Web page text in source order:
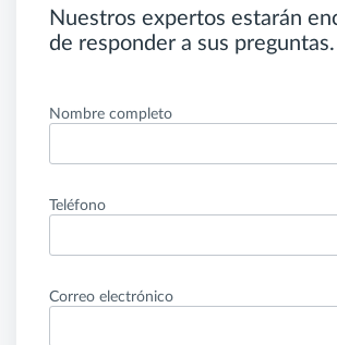
Nuestros expertos estarán
de responder a sus preguntas.
Nombre completo
Teléfono
Correo electrónico